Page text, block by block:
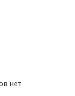
нет